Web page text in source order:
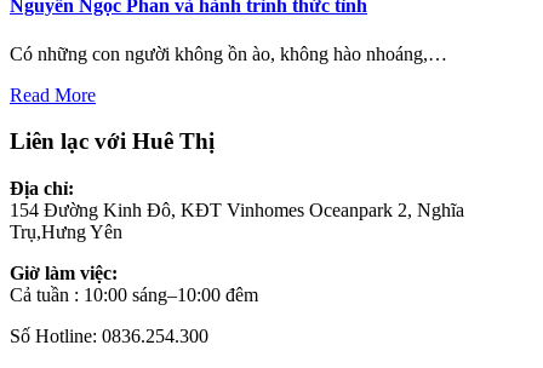
Nguyễn Ngọc Phan và hành trình thức tỉnh
Có những con người không ồn ào, không hào nhoáng,…
Read More
Liên lạc với Huê Thị
Địa chỉ:
154 Đường Kinh Đô, KĐT Vinhomes Oceanpark 2, Nghĩa
Trụ,Hưng Yên
Giờ làm việc:
Cả tuần : 10:00 sáng–10:00 đêm
Số Hotline: 0836.254.300